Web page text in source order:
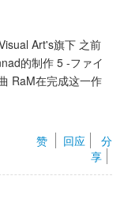
Art's旗下 之前
的制作 5 -ファイ
RaM在完成这一作
赞
回应
分
享